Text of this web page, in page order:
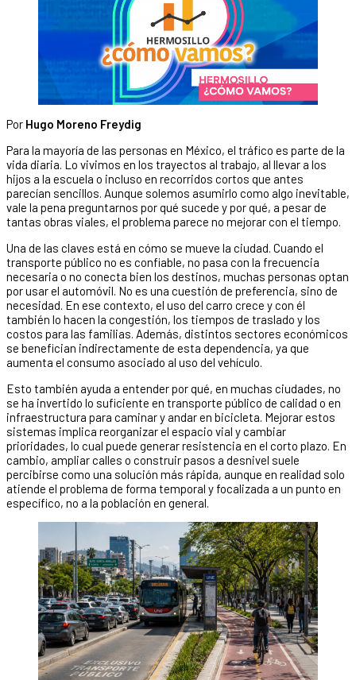
Por Hugo Moreno Freydig
Para la mayoría de las personas en México, el tráfico es parte de la
vida diaria. Lo vivimos en los trayectos al trabajo, al llevar a los
hijos a la escuela o incluso en recorridos cortos que antes
parecían sencillos. Aunque solemos asumirlo como algo inevitable,
vale la pena preguntarnos por qué sucede y por qué, a pesar de
tantas obras viales, el problema parece no mejorar con el tiempo.
Una de las claves está en cómo se mueve la ciudad. Cuando el
transporte público no es confiable, no pasa con la frecuencia
necesaria o no conecta bien los destinos, muchas personas optan
por usar el automóvil. No es una cuestión de preferencia, sino de
necesidad. En ese contexto, el uso del carro crece y con él
también lo hacen la congestión, los tiempos de traslado y los
costos para las familias. Además, distintos sectores económicos
se benefician indirectamente de esta dependencia, ya que
aumenta el consumo asociado al uso del vehículo.
Esto también ayuda a entender por qué, en muchas ciudades, no
se ha invertido lo suficiente en transporte público de calidad o en
infraestructura para caminar y andar en bicicleta. Mejorar estos
sistemas implica reorganizar el espacio vial y cambiar
prioridades, lo cual puede generar resistencia en el corto plazo. En
cambio, ampliar calles o construir pasos a desnivel suele
percibirse como una solución más rápida, aunque en realidad solo
atiende el problema de forma temporal y focalizada a un punto en
específico, no a la población en general.